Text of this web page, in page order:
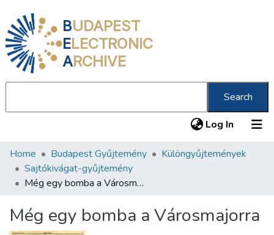
BUDAPEST
ELECTRONIC
ARCHIVE
Search
Log In (current)
Communities & Collections
All of DSpace
About us
Home Budapest Gyűjtemény
Különgyűjtemények
Sajtókivágat-gyűjtemény
Még egy bomba a Városmajorra
Még egy bomba a Városmajorra